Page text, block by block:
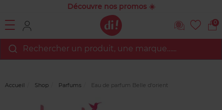
Découvre nos promos ☀️
0
Rechercher un produit, une marque…...
Accueil Shop Parfums Eau de parfum Belle d'orient